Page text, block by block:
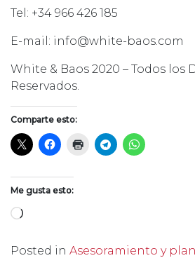
Tel: +34 966 426 185
E-mail: info@white-baos.com
White & Baos 2020 – Todos los
Reservados.
Comparte esto:
Me gusta esto:
Cargando...
Posted in Asesoramiento y